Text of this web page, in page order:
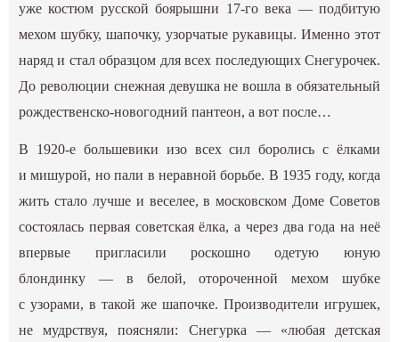
уже костюм русской боярышни 17-го века — подбитую
мехом шубку, шапочку, узорчатые рукавицы. Именно этот
наряд и стал образцом для всех последующих Снегурочек.
До революции снежная девушка не вошла в обязательный
рождественско-новогодний пантеон, а вот после…
В 1920-е большевики изо всех сил боролись с ёлками
и мишурой, но пали в неравной борьбе. В 1935 году, когда
жить стало лучше и веселее, в московском Доме Советов
состоялась первая советская ёлка, а через два года на неё
впервые пригласили роскошно одетую юную
блондинку — в белой, отороченной мехом шубке
с узорами, в такой же шапочке. Производители игрушек,
не мудрствуя, поясняли: Снегурка — «любая детская